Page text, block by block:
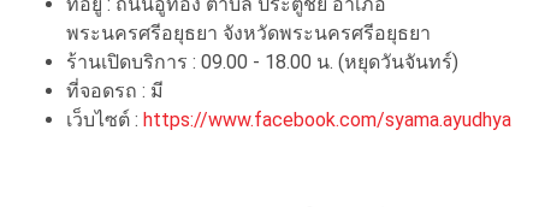
พระนครศรีอยุธยา จังหวัดพระนครศรีอยุธยา
ร้านเปิดบริการ : 09.00 - 18.00 น. (หยุดวันจันทร์)
ที่จอดรถ : มี
เว็บไซต์ : https://www.facebook.com/syama.ayudhya